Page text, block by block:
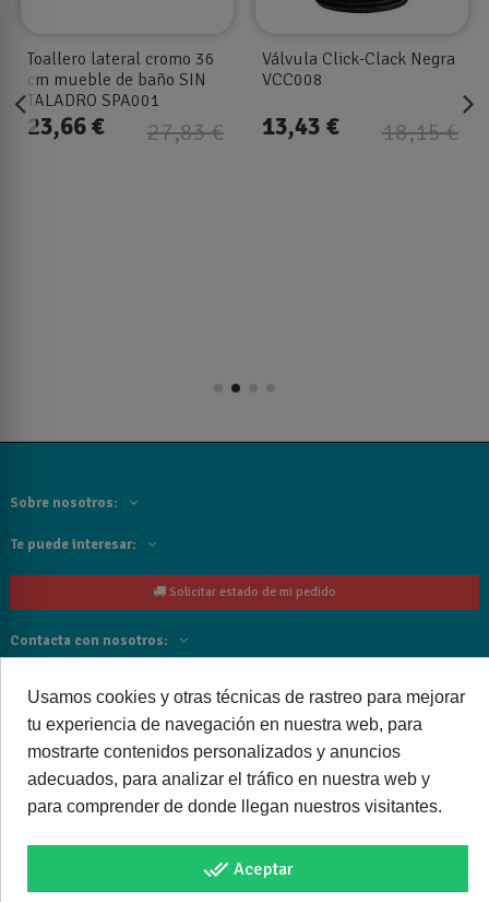
Toallero lateral cromo 36
cm mueble de baño SIN
TALADRO SPA001
27,83 €
23,66 €
Válvula Click-Clack Negra
VCC008
18,15 €
13,43 €
Sobre nosotros:
Te puede interesar:
Solicitar estado de mi pedido
Contacta con nosotros:
Cancelar o devolver un pedido
Copyright © 2025 bañoweb- Todos los derechos reservados
Usamos cookies y otras técnicas de rastreo para mejorar
tu experiencia de navegación en nuestra web, para
mostrarte contenidos personalizados y anuncios
adecuados, para analizar el tráfico en nuestra web y
para comprender de donde llegan nuestros visitantes.
done_all Aceptar